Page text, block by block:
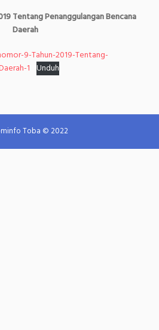
Tentang Penanggulangan Bencana
Daerah
9-Tahun-2019-Tentang-
1 Unduh
Toba © 2022